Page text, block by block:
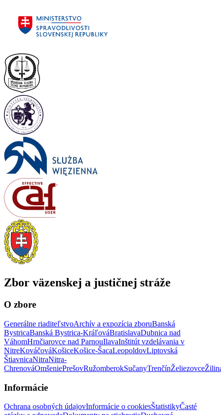
Zbor väzenskej a justičnej stráže
O zbore
Generálne riaditeľstvoArchív a expozícia zboruBanská
BystricaBanská Bystrica-KráľováBratislavaDubnica nad
VáhomHrnčiarovce nad ParnouIlavaInštitút vzdelávania v
NitreKováčováKošiceKošice-ŠacaLeopoldovLiptovská
ŠtiavnicaNitraNitra-
ChrenováOmšeniePrešovRužomberokSučanyTrenčínŽeliezovce
Informácie
Ochrana osobných údajovInformácie o cookiesŠtatistikyČasté